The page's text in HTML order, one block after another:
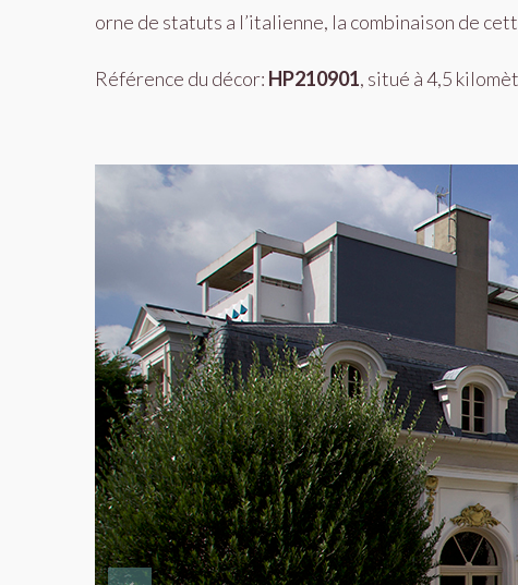
orne de statuts a l’italienne, la combinaison de
Référence du décor: HP210901, situé à 4,5